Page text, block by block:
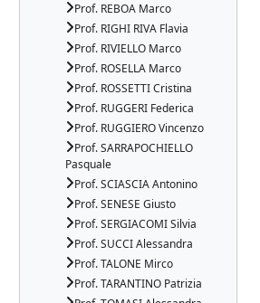
Prof. REBOA Marco
Prof. RIGHI RIVA Flavia
Prof. RIVIELLO Marco
Prof. ROSELLA Marco
Prof. ROSSETTI Cristina
Prof. RUGGERI Federica
Prof. RUGGIERO Vincenzo
Prof. SARRAPOCHIELLO
Pasquale
Prof. SCIASCIA Antonino
Prof. SENESE Giusto
Prof. SERGIACOMI Silvia
Prof. SUCCI Alessandra
Prof. TALONE Mirco
Prof. TARANTINO Patrizia